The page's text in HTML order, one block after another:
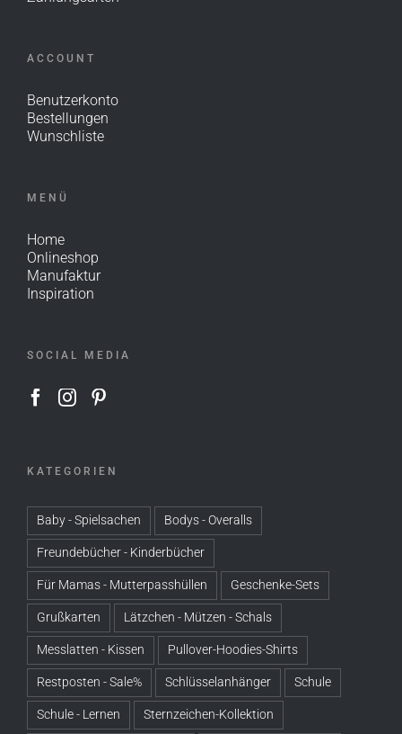
ACCOUNT
Benutzerkonto
Bestellungen
Wunschliste
MENÜ
Home
Onlineshop
Manufaktur
Inspiration
SOCIAL MEDIA
KATEGORIEN
Baby - Spielsachen Bodys - Overalls
Freundebücher - Kinderbücher
Für Mamas - Mutterpasshüllen Geschenke-Sets
Grußkarten Lätzchen - Mützen - Schals
Messlatten - Kissen Pullover-Hoodies-Shirts
Restposten - Sale% Schlüsselanhänger Schule
Schule - Lernen Sternzeichen-Kollektion